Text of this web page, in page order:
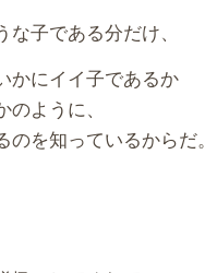
子である分だけ、
かにイイ子であるか
ように、
のを知っているからだ。